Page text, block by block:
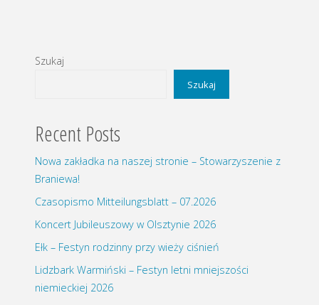
Szukaj
Szukaj
Recent Posts
Nowa zakładka na naszej stronie – Stowarzyszenie z
Braniewa!
Czasopismo Mitteilungsblatt – 07.2026
Koncert Jubileuszowy w Olsztynie 2026
Ełk – Festyn rodzinny przy wieży ciśnień
Lidzbark Warmiński – Festyn letni mniejszości
niemieckiej 2026